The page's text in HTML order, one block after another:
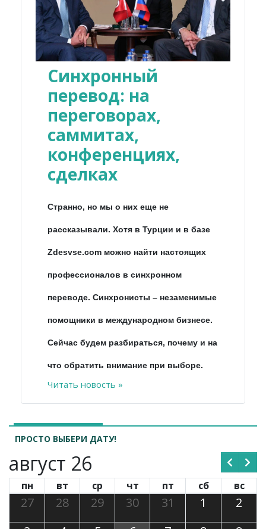
Синхронный
перевод: на
переговорах,
саммитах,
конференциях,
сделках
Странно, но мы о них еще не
рассказывали. Хотя в Турции и в базе
Zdesvse.com можно найти настоящих
профессионалов в синхронном
переводе. Синхронисты – незаменимые
помощники в международном бизнесе.
Сейчас будем разбираться, почему и на
что обратить внимание при выборе.
Читать новость »
ПРОСТО ВЫБЕРИ ДАТУ!
август 26
пн вт ср чт пт сб вс
27 28 29 30 31 1
2